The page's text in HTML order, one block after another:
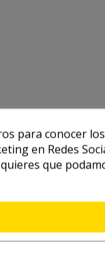
para conocer
en Redes
que